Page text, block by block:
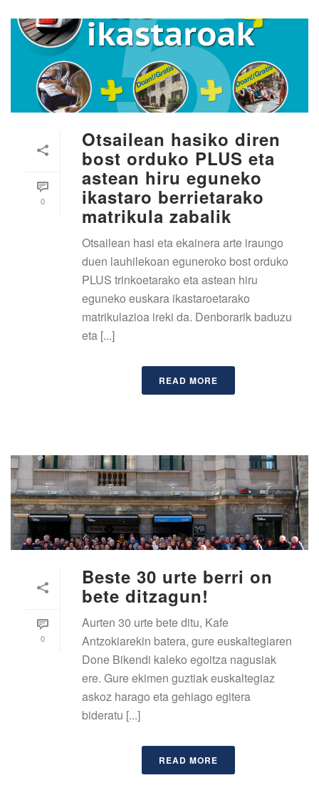
0
Otsailean hasiko diren
bost orduko PLUS eta
astean hiru eguneko
ikastaro berrietarako
matrikula zabalik
Otsailean hasi eta ekainera arte iraungo
duen lauhilekoan eguneroko bost orduko
PLUS trinkoetarako eta astean hiru
eguneko euskara ikastaroetarako
matrikulazioa ireki da. Denborarik baduzu
eta [...]
READ MORE
0
Beste 30 urte berri on
bete ditzagun!
Aurten 30 urte bete ditu, Kafe
Antzokiarekin batera, gure euskaltegiaren
Done Bikendi kaleko egoitza nagusiak
ere. Gure ekimen guztiak euskaltegiaz
askoz harago eta gehiago egitera
bideratu [...]
READ MORE